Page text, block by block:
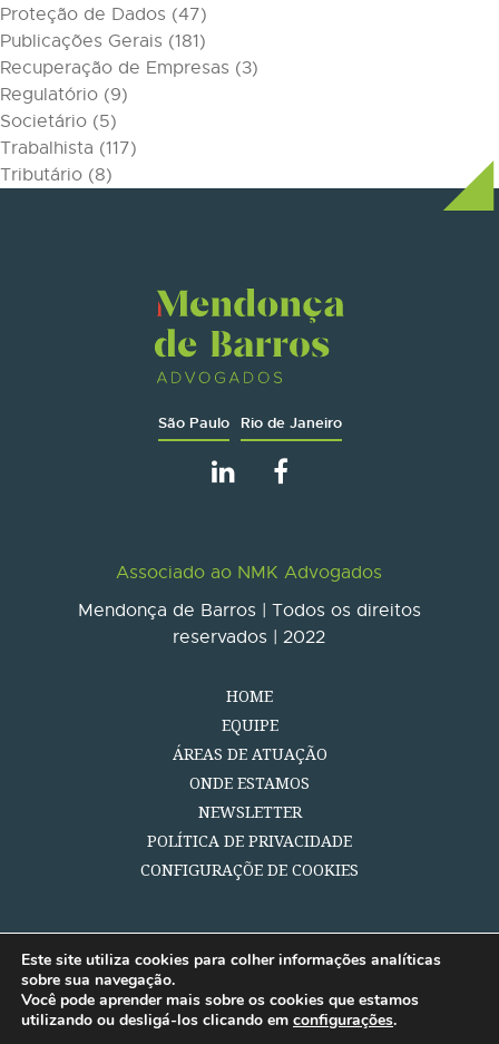
Proteção de Dados (47)
Publicações Gerais (181)
Recuperação de Empresas (3)
Regulatório (9)
Societário (5)
Trabalhista (117)
Tributário (8)
São Paulo Rio de Janeiro
Associado ao NMK Advogados
Mendonça de Barros | Todos os direitos
reservados | 2022
HOME
EQUIPE
ÁREAS DE ATUAÇÃO
ONDE ESTAMOS
NEWSLETTER
POLÍTICA DE PRIVACIDADE
CONFIGURAÇÕE DE COOKIES
Este site utiliza cookies para colher informações analíticas
sobre sua navegação.
Você pode aprender mais sobre os cookies que estamos
utilizando ou desligá-los clicando em configurações.